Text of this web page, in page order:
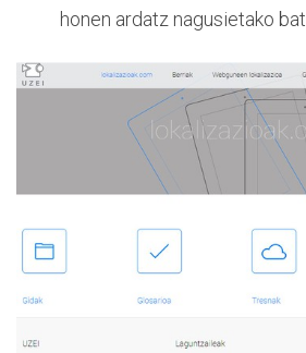
honen ardatz nagusietako bat.